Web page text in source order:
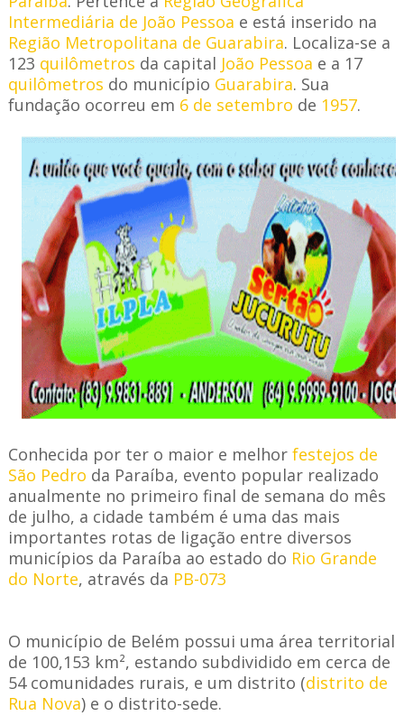
Intermediária de João Pessoa e está inserido na
Região Metropolitana de Guarabira. Localiza-se a
123 quilômetros da capital João Pessoa e a 17
quilômetros do município Guarabira. Sua
fundação ocorreu em 6 de setembro de 1957.
Conhecida por ter o maior e melhor festejos de
São Pedro da Paraíba, evento popular realizado
anualmente no primeiro final de semana do mês
de julho, a cidade também é uma das mais
importantes rotas de ligação entre diversos
municípios da Paraíba ao estado do Rio Grande
do Norte, através da PB-073
O município de Belém possui uma área territorial
de 100,153 km², estando subdividido em cerca de
54 comunidades rurais, e um distrito (distrito de
Rua Nova) e o distrito-sede.